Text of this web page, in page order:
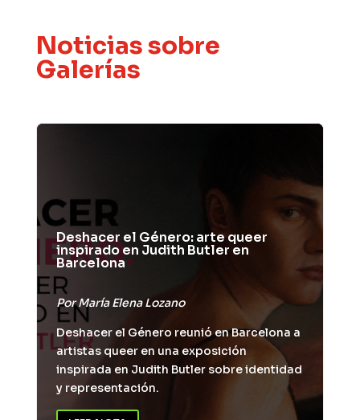
Noticias sobre
Galerías
Deshacer el Género: arte queer
inspirado en Judith Butler en
Barcelona
PorMaría Elena Lozano
Deshacer el Género reunió en Barcelona a
artistas queer en una exposición
inspirada en Judith Butler sobre identidad
y representación.